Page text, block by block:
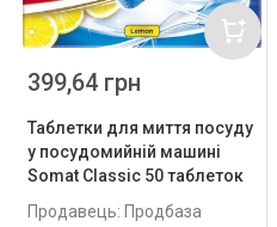
Таблетки для миття посуду
у посудомийній машині
Somat Classic 50 таблеток
Продавець: Продбаза
399,64 грн